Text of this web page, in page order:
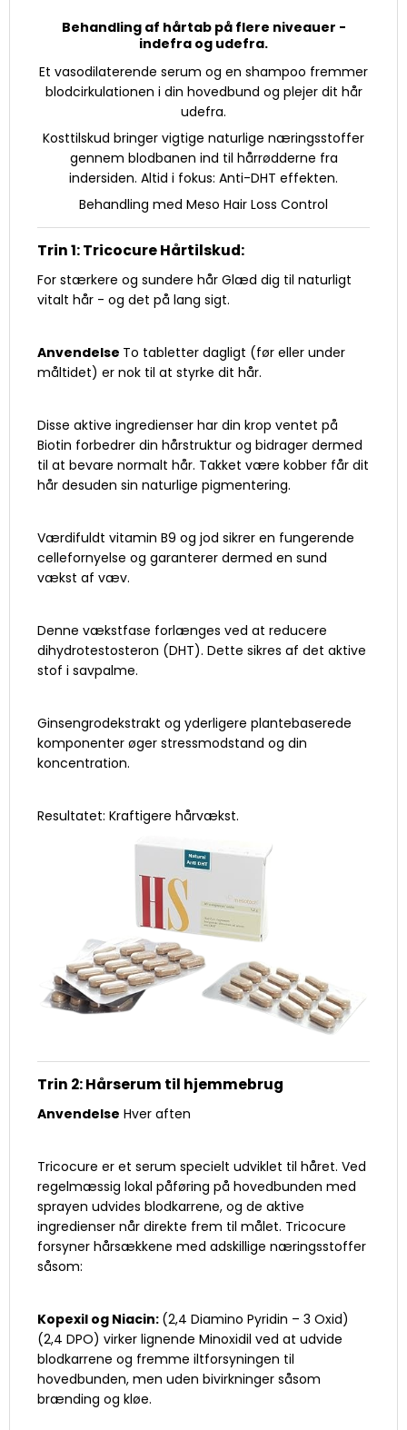
Behandling af hårtab på flere niveauer -
indefra og udefra.
Et vasodilaterende serum og en shampoo fremmer
blodcirkulationen i din hovedbund og plejer dit hår
udefra.
Kosttilskud bringer vigtige naturlige næringsstoffer
gennem blodbanen ind til hårrødderne fra
indersiden. Altid i fokus: Anti-DHT effekten.
Behandling med Meso Hair Loss Control
Trin 1: Tricocure Hårtilskud:
For stærkere og sundere hår Glæd dig til naturligt
vitalt hår - og det på lang sigt.
Anvendelse To tabletter dagligt (før eller under
måltidet) er nok til at styrke dit hår.
Disse aktive ingredienser har din krop ventet på
Biotin forbedrer din hårstruktur og bidrager dermed
til at bevare normalt hår. Takket være kobber får dit
hår desuden sin naturlige pigmentering.
Værdifuldt vitamin B9 og jod sikrer en fungerende
cellefornyelse og garanterer dermed en sund
vækst af væv.
Denne vækstfase forlænges ved at reducere
dihydrotestosteron (DHT). Dette sikres af det aktive
stof i savpalme.
Ginsengrodekstrakt og yderligere plantebaserede
komponenter øger stressmodstand og din
koncentration.
Resultatet: Kraftigere hårvækst.
Trin 2: Hårserum til hjemmebrug
Anvendelse Hver aften
Tricocure er et serum specielt udviklet til håret. Ved
regelmæssig lokal påføring på hovedbunden med
sprayen udvides blodkarrene, og de aktive
ingredienser når direkte frem til målet. Tricocure
forsyner hårsækkene med adskillige næringsstoffer
såsom:
Kopexil og Niacin: (2,4 Diamino Pyridin – 3 Oxid)
(2,4 DPO) virker lignende Minoxidil ved at udvide
blodkarrene og fremme iltforsyningen til
hovedbunden, men uden bivirkninger såsom
brænding og kløe.